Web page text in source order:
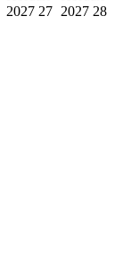
2027 27 2027 28